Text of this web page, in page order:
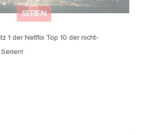
SERIEN
1 der Netflix Top 10 der nicht-